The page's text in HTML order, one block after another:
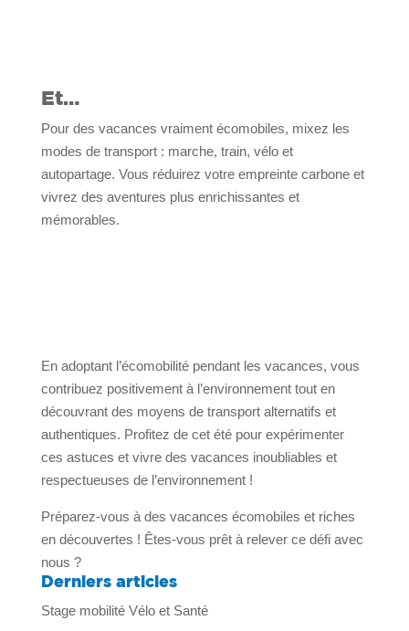
Et…
Pour des vacances vraiment écomobiles, mixez les
modes de transport : marche, train, vélo et
autopartage. Vous réduirez votre empreinte carbone et
vivrez des aventures plus enrichissantes et
mémorables.
En adoptant l’écomobilité pendant les vacances, vous
contribuez positivement à l’environnement tout en
découvrant des moyens de transport alternatifs et
authentiques. Profitez de cet été pour expérimenter
ces astuces et vivre des vacances inoubliables et
respectueuses de l’environnement !
Préparez-vous à des vacances écomobiles et riches
en découvertes ! Êtes-vous prêt à relever ce défi avec
nous ?
Derniers articles
Stage mobilité Vélo et Santé